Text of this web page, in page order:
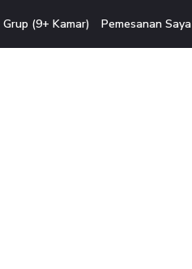
Grup (9+ Kamar) Pemesanan Saya